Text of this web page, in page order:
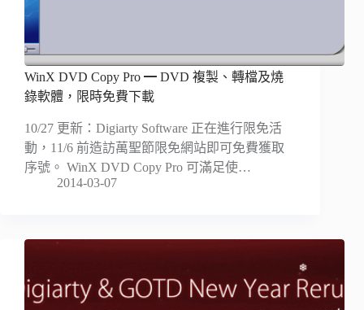
WinX DVD Copy Pro ━ DVD 複製、轉檔及燒
錄軟體，限時免費下載
10/27 更新：Digiarty Software 正在進行限免活
動，11/6 前造訪萬聖節限免網站即可免費獲取
序號。 WinX DVD Copy Pro 可滿足使…
2014-03-07